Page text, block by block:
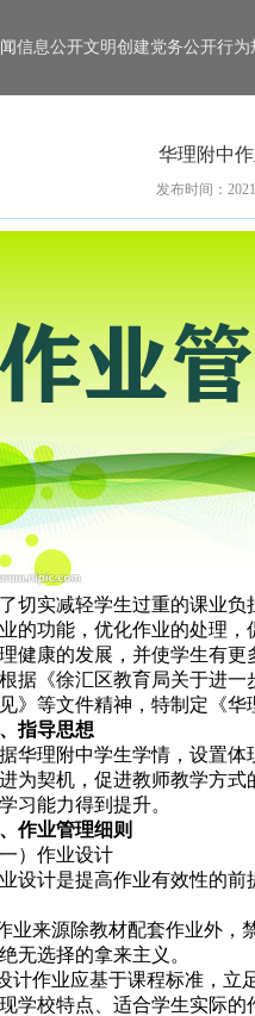
信息公开文明创建党务公开行为
华理附中
发布时间：
切实减轻学生过重的课业负
的功能，优化作业的处理
健康的发展，并使学生有
据《徐汇区教育局关于进
》等文件精神，特制定《华
指导思想
华理附中学生学情，设置
为契机，促进教师教学方
习能力得到提升。
作业管理细则
一）作业设计
设计是提高作业有效性的
业来源除教材配套作业外，
无选择的拿来主义。
计作业应基于课程标准，立
学校特点、适合学生实际